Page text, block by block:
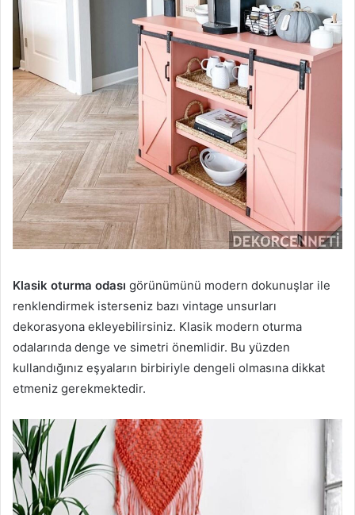
Klasik oturma odası görünümünü modern dokunuşlar ile
renklendirmek isterseniz bazı vintage unsurları
dekorasyona ekleyebilirsiniz. Klasik modern oturma
odalarında denge ve simetri önemlidir. Bu yüzden
kullandığınız eşyaların birbiriyle dengeli olmasına dikkat
etmeniz gerekmektedir.